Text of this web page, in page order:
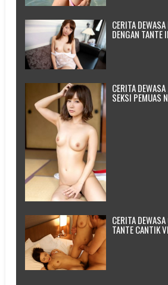
CERITA
DENGAN TANTE
CERITA
SEKSI PEMUAS
CERITA
TANTE CANTIK